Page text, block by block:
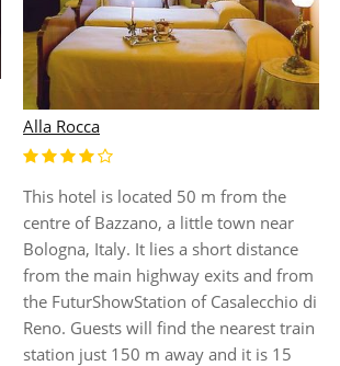
Alla Rocca
This hotel is located 50 m from the
centre of Bazzano, a little town near
Bologna, Italy. It lies a short distance
from the main highway exits and from
the FuturShowStation of Casalecchio di
Reno. Guests will find the nearest train
station just 150 m away and it is 15